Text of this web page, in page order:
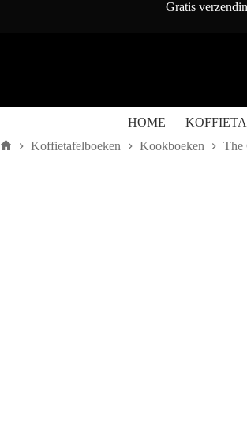
Gratis
HOME
Koffietafelboeken Kookboeken The